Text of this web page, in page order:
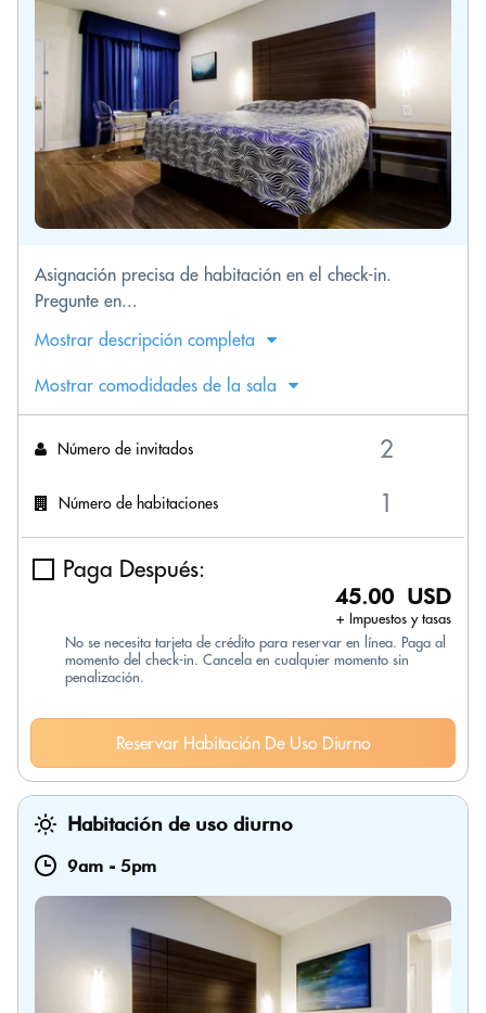
Asignación precisa de habitación en el check-in.
Pregunte en...
Mostrar descripción completa
Mostrar comodidades de la sala
Número de invitados
Número de habitaciones
Paga Después:
45.00 USD
+ Impuestos y tasas
No se necesita tarjeta de crédito para reservar en línea. Paga al
momento del check-in. Cancela en cualquier momento sin
penalización.
Reservar Habitación De Uso Diurno
Habitación de uso diurno
9am - 5pm